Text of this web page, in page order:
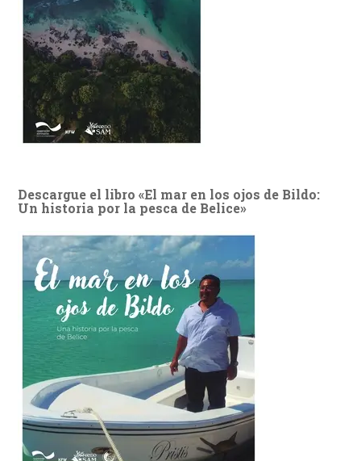
Descargue el libro «El mar en los ojos de Bildo:
Un historia por la pesca de Belice»